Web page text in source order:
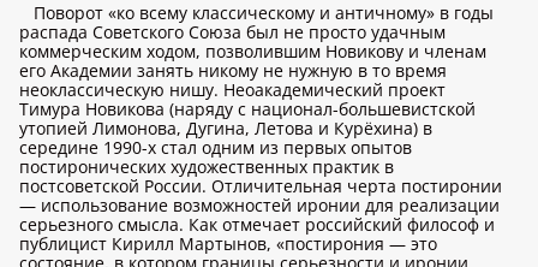
Поворот «ко всему классическому и античному» в годы
распада Советского Союза был не просто удачным
коммерческим ходом, позволившим Новикову и членам
его Академии занять никому не нужную в то время
неоклассическую нишу. Неоакадемический проект
Тимура Новикова (наряду с национал-большевистской
утопией Лимонова, Дугина, Летова и Курёхина) в
середине 1990-х стал одним из первых опытов
постиронических художественных практик в
постсоветской России. Отличительная черта постиронии
— использование возможностей иронии для реализации
серьезного смысла. Как отмечает российский философ и
публицист Кирилл Мартынов, «постирония — это